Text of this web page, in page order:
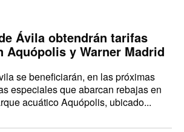
Ávila obtendrán tarifas
Aquópolis y Warner Madrid
se beneficiarán, en las próximas
especiales que abarcan rebajas en
acuático Aquópolis, ubicado...